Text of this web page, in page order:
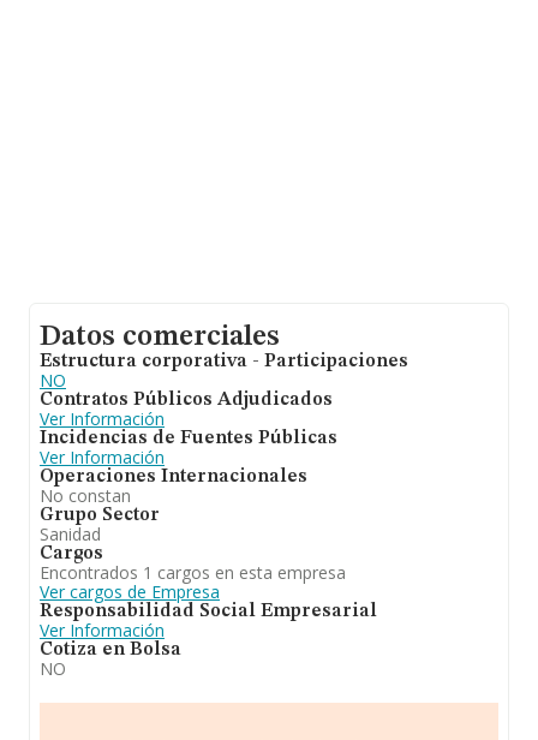
Datos comerciales
Estructura corporativa - Participaciones
NO
Contratos Públicos Adjudicados
Ver Información
Incidencias de Fuentes Públicas
Ver Información
Operaciones Internacionales
No constan
Grupo Sector
Sanidad
Cargos
Encontrados 1 cargos en esta empresa
Ver cargos de Empresa
Responsabilidad Social Empresarial
Ver Información
Cotiza en Bolsa
NO